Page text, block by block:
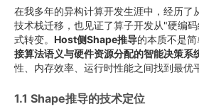
在我多年的异构计算开发生涯中，经历了
技术栈迁移，也见证了算子开发从"硬编
式转变。 Host侧Shape推导的本质不是
接算法语义与硬件资源分配的智能决策系
性、内存效率、运行时性能之间找到最优
1.1 Shape推导的技术定位